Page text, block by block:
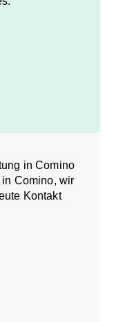
in Comino
Comino, wir
Kontakt